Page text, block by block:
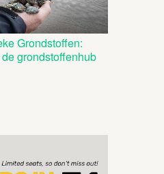
Grondstoffen:
grondstoffenhub